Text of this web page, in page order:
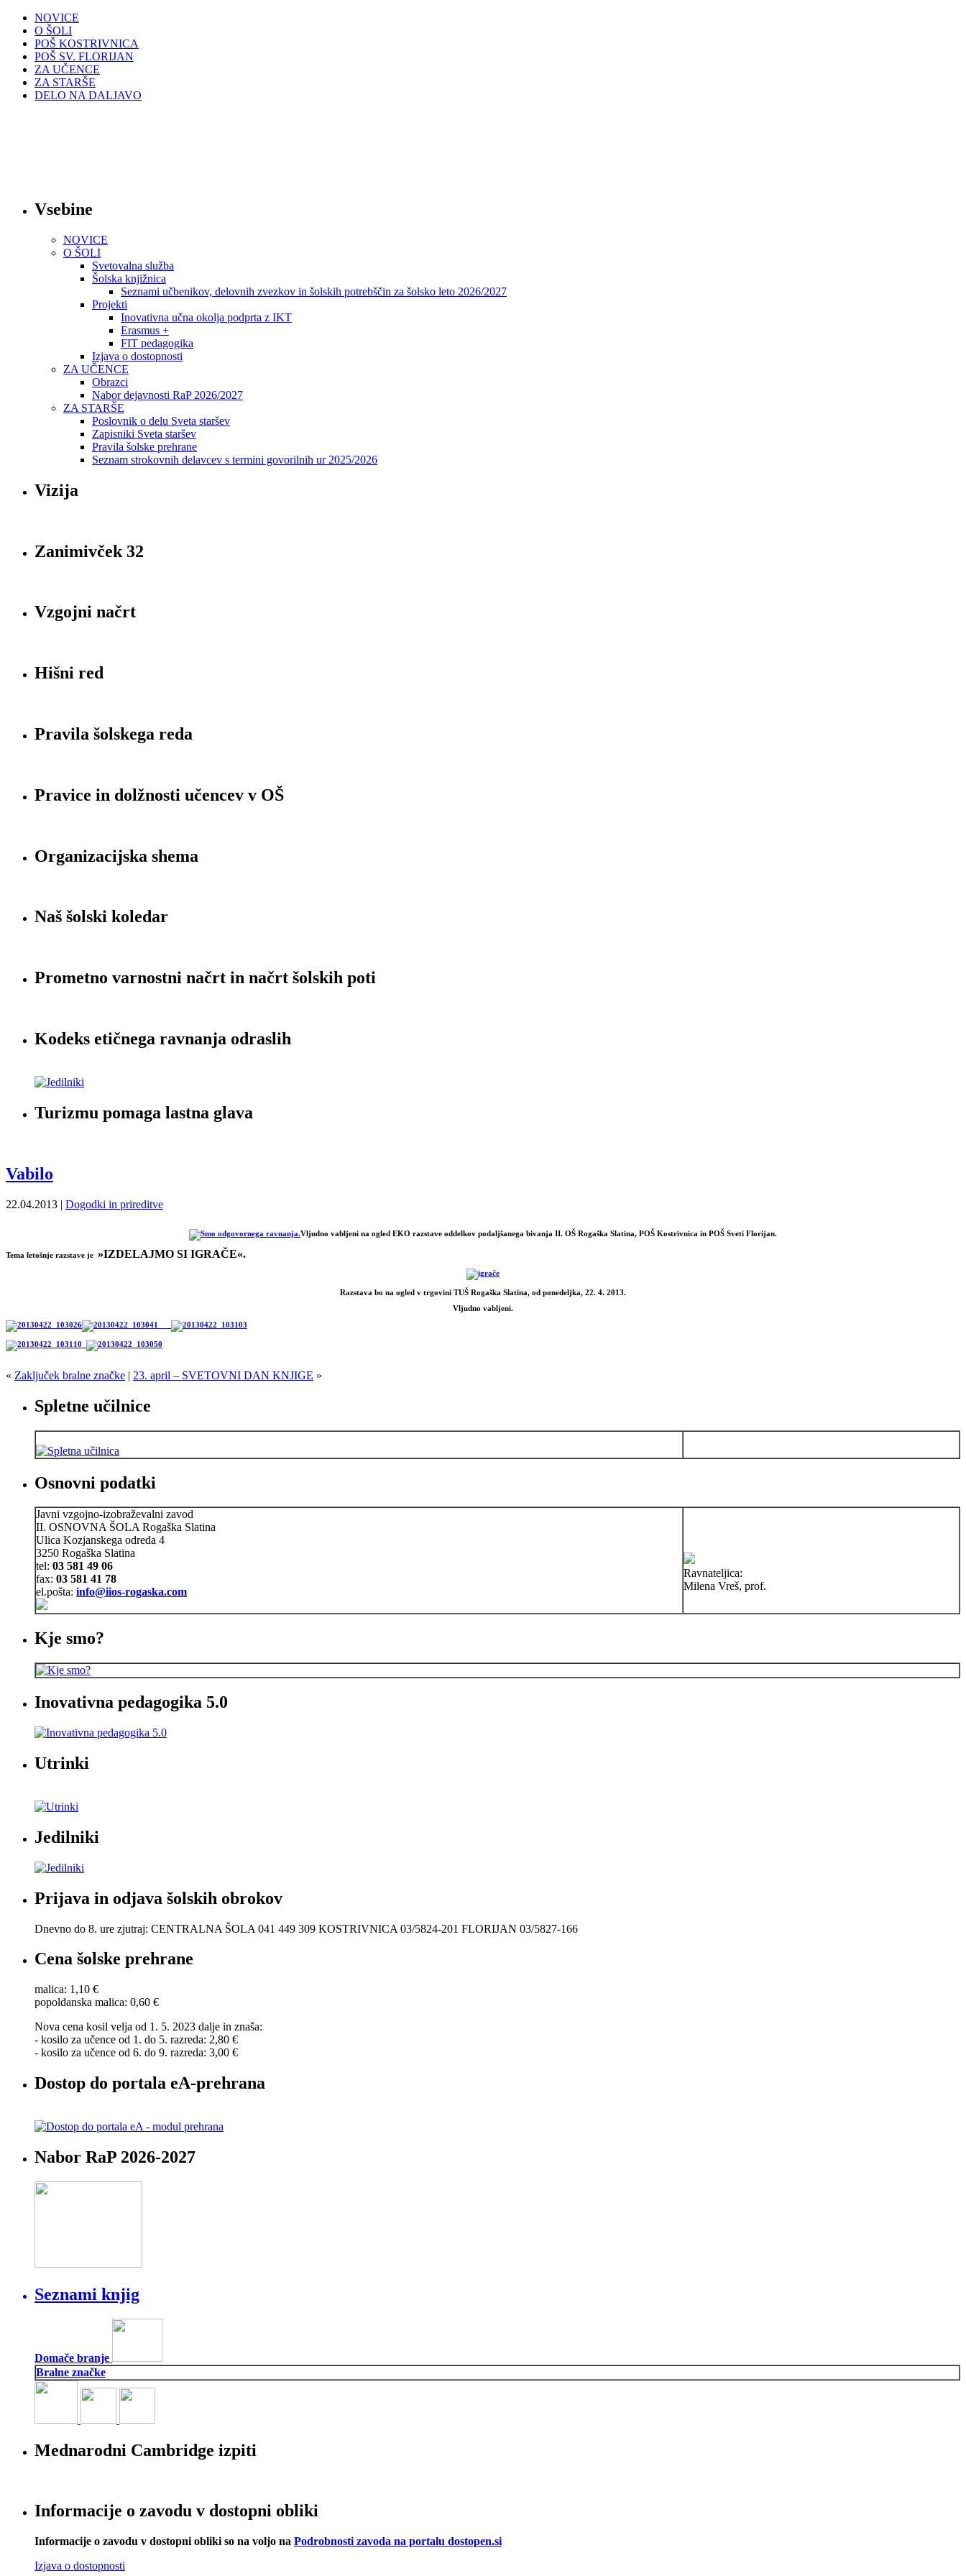
NOVICE
O ŠOLI
POŠ KOSTRIVNICA
POŠ SV. FLORIJAN
ZA UČENCE
ZA STARŠE
DELO NA DALJAVO
Vsebine
NOVICE
O ŠOLI
Svetovalna služba
Šolska knjižnica
Seznami učbenikov, delovnih zvezkov in šolskih potrebščin za šolsko leto 2026/2027
Projekti
Inovativna učna okolja podprta z IKT
Erasmus +
FIT pedagogika
Izjava o dostopnosti
ZA UČENCE
Obrazci
Nabor dejavnosti RaP 2026/2027
ZA STARŠE
Poslovnik o delu Sveta staršev
Zapisniki Sveta staršev
Pravila šolske prehrane
Seznam strokovnih delavcev s termini govorilnih ur 2025/2026
Vizija
Zanimivček 32
Vzgojni načrt
Hišni red
Pravila šolskega reda
Pravice in dolžnosti učencev v OŠ
Organizacijska shema
Naš šolski koledar
Prometno varnostni načrt in načrt šolskih poti
Kodeks etičnega ravnanja odraslih
Turizmu pomaga lastna glava
Vabilo
22.04.2013 | Dogodki in prireditve
Vljudno vabljeni na ogled EKO razstave oddelkov podaljšanega bivanja II. OŠ Rogaška Slatina, POŠ Kostrivnica in POŠ Sveti Florijan.
Tema letošnje razstave je »IZDELAJMO SI IGRAČE«.
Razstava bo na ogled v trgovini TUŠ Rogaška Slatina, od ponedeljka, 22. 4. 2013.
Vljudno vabljeni.
« Zaključek bralne značke | 23. april – SVETOVNI DAN KNJIGE »
Spletne učilnice
Osnovni podatki
Javni vzgojno-izobraževalni zavod
II. OSNOVNA ŠOLA Rogaška Slatina
Ulica Kozjanskega odreda 4
3250 Rogaška Slatina
tel: 03 581 49 06
fax: 03 581 41 78
el.pošta: info@iios-rogaska.com
Ravnateljica:
Milena Vreš, prof.
Kje smo?
Inovativna pedagogika 5.0
Utrinki
Jedilniki
Prijava in odjava šolskih obrokov
Dnevno do 8. ure zjutraj: CENTRALNA ŠOLA 041 449 309 KOSTRIVNICA 03/5824-201 FLORIJAN 03/5827-166
Cena šolske prehrane
malica: 1,10 €
popoldanska malica: 0,60 €
Nova cena kosil velja od 1. 5. 2023 dalje in znaša:
- kosilo za učence od 1. do 5. razreda: 2,80 €
- kosilo za učence od 6. do 9. razreda: 3,00 €
Dostop do portala eA-prehrana
Nabor RaP 2026-2027
Seznami knjig
Domače branje
Bralne značke
Mednarodni Cambridge izpiti
Informacije o zavodu v dostopni obliki
Informacije o zavodu v dostopni obliki so na voljo na Podrobnosti zavoda na portalu dostopen.si
Izjava o dostopnosti